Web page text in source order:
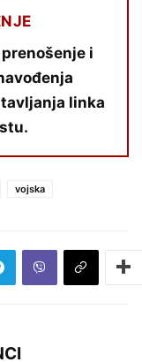
i
linka
vojska